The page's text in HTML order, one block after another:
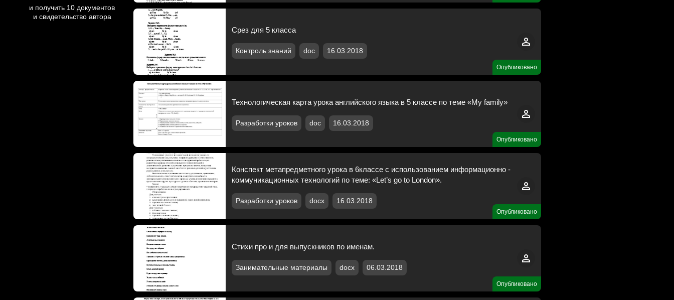
и получить 10 документов
и свидетельство автора
Опубликовано
Срез для 5 класса
Контроль знаний doc 16.03.2018
Опубликовано
Технологическая карта урока английского языка в 5 классе по теме «My family»
Разработки уроков doc 16.03.2018
Опубликовано
Конспект метапредметного урока в 6классе с использованием информационно -
коммуникационных технологий по теме: «Let’s go to London».
Разработки уроков docx 16.03.2018
Опубликовано
Стихи про и для выпускников по именам.
Занимательные материалы docx 06.03.2018